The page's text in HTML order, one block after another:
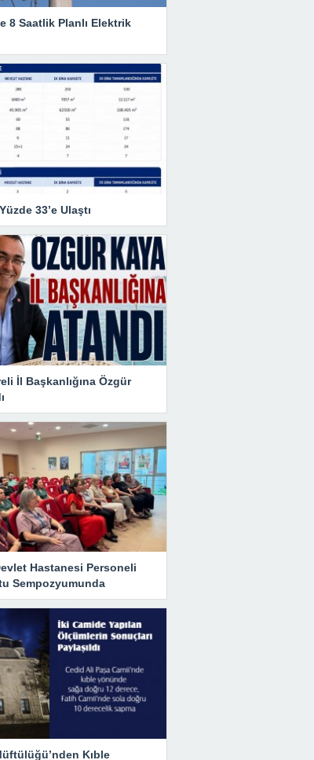
8 Saatlik Planlı Elektrik
33’e Ulaştı
İl Başkanlığına Özgür
Hastanesi Personeli
Sempozyumunda
Kıble